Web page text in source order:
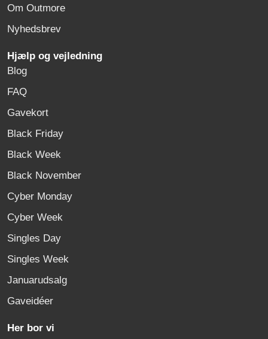
Om Outmore
Nyhedsbrev
Hjælp og vejledning
Blog
FAQ
Gavekort
Black Friday
Black Week
Black November
Cyber Monday
Cyber Week
Singles Day
Singles Week
Januarudsalg
Gaveidéer
Her bor vi